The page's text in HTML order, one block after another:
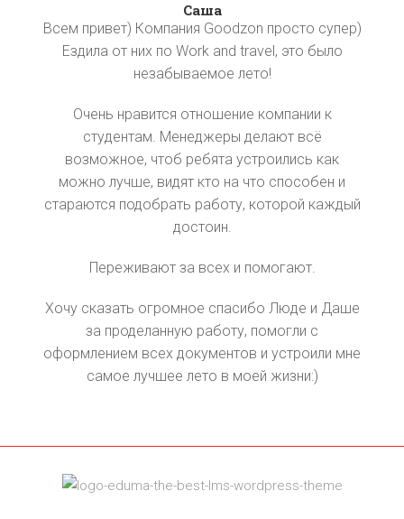
Саша
Всем привет) Компания Goodzon просто супер)
Ездила от них по Work and travel, это было
незабываемое лето!
Очень нравится отношение компании к
студентам. Менеджеры делают всё
возможное, чтоб ребята устроились как
можно лучше, видят кто на что способен и
стараются подобрать работу, которой каждый
достоин.
Переживают за всех и помогают.
Хочу сказать огромное спасибо Люде и Даше
за проделанную работу, помогли с
оформлением всех документов и устроили мне
самое лучшее лето в моей жизни:)
Игнат
лет могу с полной уверенностью заявить, что
Алёна
компанию Гудзон.
Игорь
Расскажу о своём опыте в этой программе.
Сергей
Знаю, что будет много вопросов, поэтому